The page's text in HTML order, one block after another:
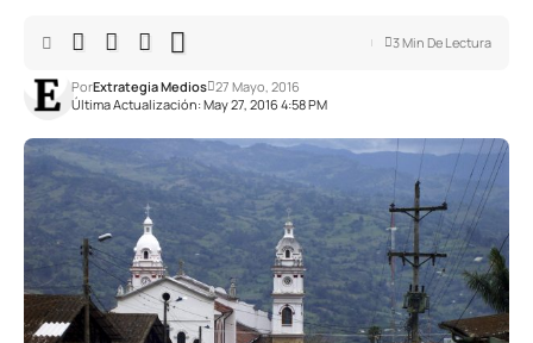
Última Actualización: May 27, 2016 4:58 PM
PorExtrategia Medios 27 Mayo, 2016
3 Min De Lectura